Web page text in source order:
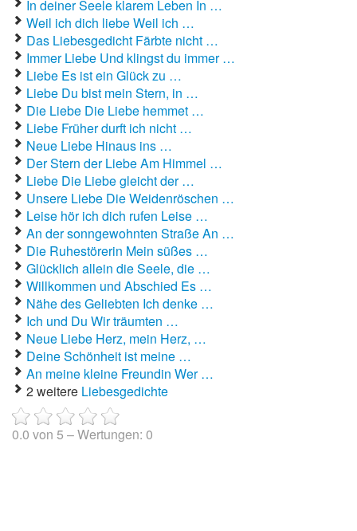
In deiner Seele klarem Leben In …
Weil ich dich liebe Weil ich …
Das Liebesgedicht Färbte nicht …
Immer Liebe Und klingst du immer …
Liebe Es ist ein Glück zu …
Liebe Du bist mein Stern, in …
Die Liebe Die Liebe hemmet …
Liebe Früher durft ich nicht …
Neue Liebe Hinaus ins …
Der Stern der Liebe Am Himmel …
Liebe Die Liebe gleicht der …
Unsere Liebe Die Weidenröschen …
Leise hör ich dich rufen Leise …
An der sonngewohnten Straße An …
Die Ruhestörerin Mein süßes …
Glücklich allein die Seele, die …
Willkommen und Abschied Es …
Nähe des Geliebten Ich denke …
Ich und Du Wir träumten …
Neue Liebe Herz, mein Herz, …
Deine Schönheit ist meine …
An meine kleine Freundin Wer …
2 weitere Liebesgedichte
0.0 von 5 – Wertungen: 0